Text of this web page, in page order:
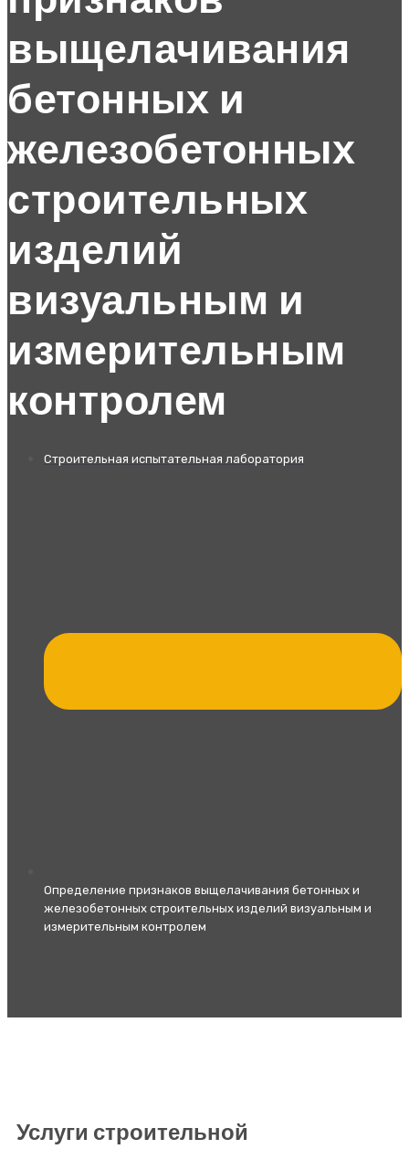
выщелачивания
бетонных и
железобетонных
строительных
изделий
визуальным и
измерительным
контролем
Строительная испытательная лаборатория
Определение признаков выщелачивания бетонных и
железобетонных строительных изделий визуальным и
измерительным контролем
Услуги строительной